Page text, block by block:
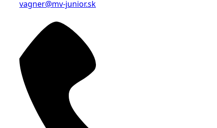
vagner@mv-junior.sk